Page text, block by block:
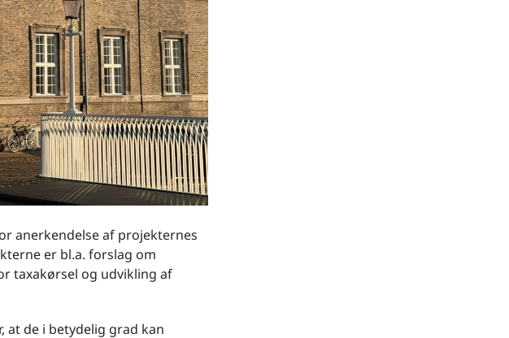
anerkendelse af projekternes
er bl.a. forslag om
taxakørsel og udvikling af
at de i betydelig grad kan